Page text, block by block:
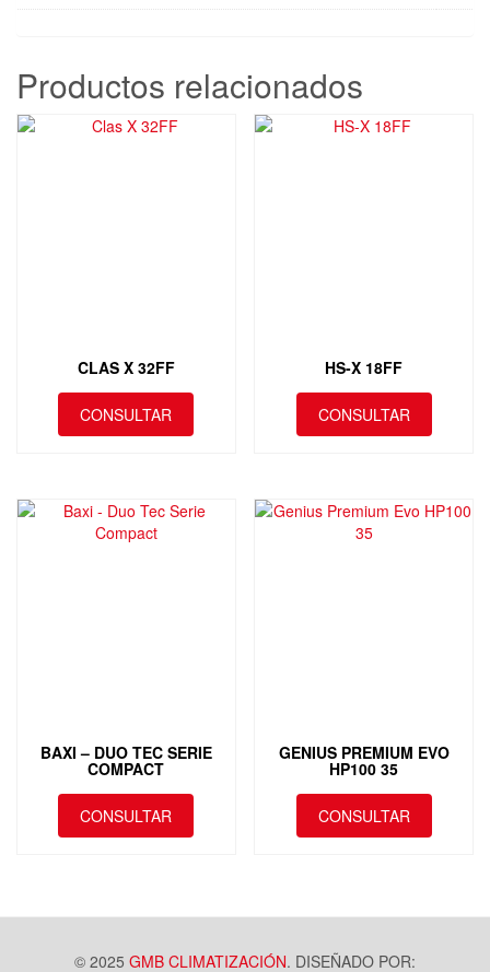
Productos relacionados
CLAS X 32FF
CONSULTAR
HS-X 18FF
CONSULTAR
BAXI – DUO TEC SERIE
COMPACT
CONSULTAR
múltiples
Las
GENIUS PREMIUM EVO
HP100 35
CONSULTAR
© 2025 GMB CLIMATIZACIÓN. DISEÑADO POR: